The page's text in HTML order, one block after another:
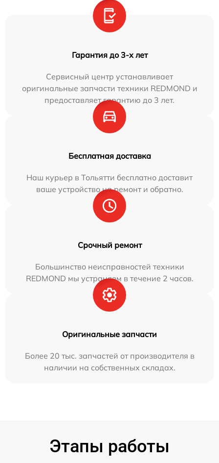
Гарантия до 3-х лет
Сервисный центр устанавливает
оригинальные запчасти техники REDMOND и
предоставляет гарантию до 3 лет.
Бесплатная доставка
Наш курьер в Тольятти бесплатно доставит
ваше устройство на ремонт и обратно.
Срочный ремонт
Большинство неисправностей техники
REDMOND мы устраняем в течение 2 часов.
Оригинальные запчасти
Более 20 тыс. запчастей от производителя в
наличии на собственных складах.
Этапы работы